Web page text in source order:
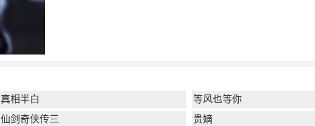
真相半白
等风也等你
仙剑奇侠传三
贵嫡